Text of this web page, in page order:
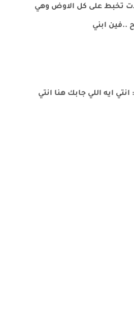
تخبط على كل الاوض وهي
..فين ابني
ايه اللي جابك هنا انتي